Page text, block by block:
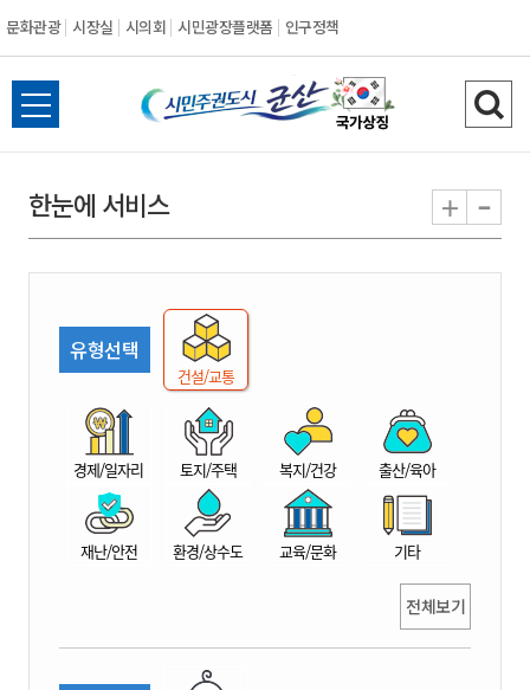
문화관광 시장실 시의회 시민광장플랫폼 인구정책
시
민
권
도
시
산
전
체
뉴
열
검
색
기
한눈에 서비스 + -
유형선택
건설/교통
경제/일자리 토지/주택 복지/건강 출산/육아
재난/안전 환경/상수도 교육/문화 기타
전체보기